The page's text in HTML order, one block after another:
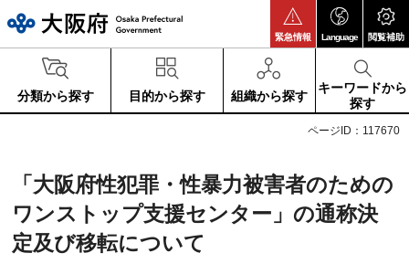
緊急情報 Language 閲覧補助
分類から探す 目的から探す 組織から探す
キーワードから
探す
ページID：117670
「大阪府性犯罪・性暴力被害者のための
ワンストップ支援センター」の通称決
定及び移転について